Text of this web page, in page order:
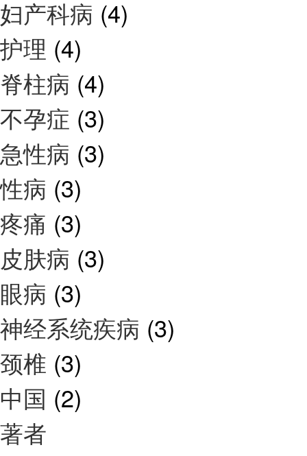
妇产科病 (4)
护理 (4)
脊柱病 (4)
不孕症 (3)
急性病 (3)
性病 (3)
疼痛 (3)
皮肤病 (3)
眼病 (3)
神经系统疾病 (3)
颈椎 (3)
中国 (2)
著者